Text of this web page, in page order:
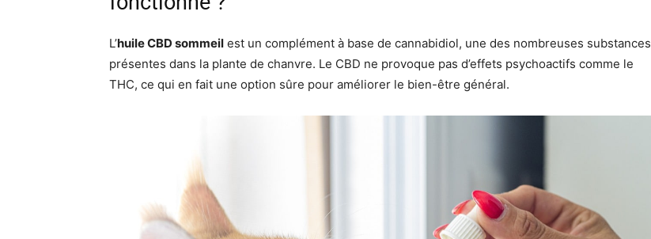
L’huile CBD sommeil est un complément à base de cannabidiol, une des nombreuses substances
présentes dans la plante de chanvre. Le CBD ne provoque pas d’effets psychoactifs comme le
THC, ce qui en fait une option sûre pour améliorer le bien-être général.